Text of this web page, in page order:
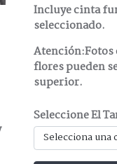
Incluye cinta
seleccionado.
flores pueden
superior.
Seleccione El
Selecciona una